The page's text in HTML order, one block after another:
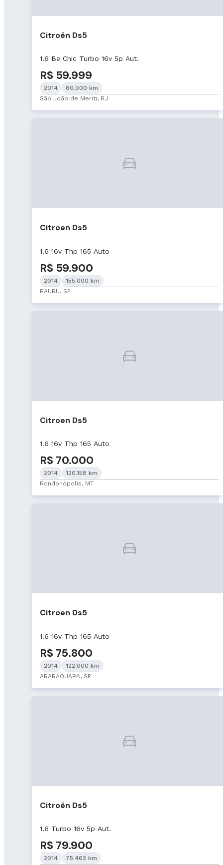
Citroën Ds5
1.6 Be Chic Turbo 16v 5p Aut.
R$ 59.999
2014
80.000 km
São João de Meriti, RJ
Citroen Ds5
1.6 16v Thp 165 Auto
R$ 59.900
2014
155.000 km
BAURU, SP
Citroen Ds5
1.6 16v Thp 165 Auto
R$ 70.000
2014
120.158 km
Rondonópolis, MT
Citroen Ds5
1.6 16v Thp 165 Auto
R$ 75.800
2014
122.000 km
ARARAQUARA, SP
Citroën Ds5
1.6 Turbo 16v 5p Aut.
R$ 79.900
2014 75.462 km